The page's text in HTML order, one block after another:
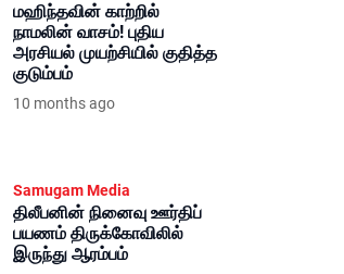
மஹிந்தவின் காற்றில்
நாமலின் வாசம்! புதிய
அரசியல் முயற்சியில் குதித்த
குடும்பம்
10 months ago
Samugam Media
திலீபனின் நினைவு ஊர்திப்
பயணம் திருக்கோவிலில்
இருந்து ஆரம்பம்